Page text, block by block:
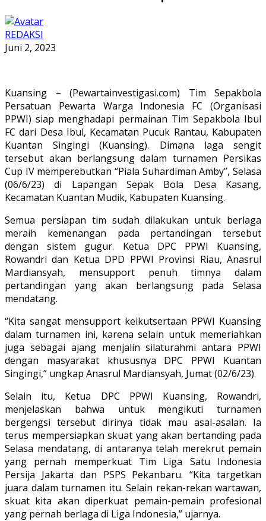
REDAKSI
Juni 2, 2023
Kuansing – (Pewartainvestigasi.com) Tim Sepakbola
Persatuan Pewarta Warga Indonesia FC (Organisasi
PPWI) siap menghadapi permainan Tim Sepakbola Ibul
FC dari Desa Ibul, Kecamatan Pucuk Rantau, Kabupaten
Kuantan Singingi (Kuansing). Dimana laga sengit
tersebut akan berlangsung dalam turnamen Persikas
Cup IV memperebutkan “Piala Suhardiman Amby”, Selasa
(06/6/23) di Lapangan Sepak Bola Desa Kasang,
Kecamatan Kuantan Mudik, Kabupaten Kuansing.
Semua persiapan tim sudah dilakukan untuk berlaga
meraih kemenangan pada pertandingan tersebut
dengan sistem gugur. Ketua DPC PPWI Kuansing,
Rowandri dan Ketua DPD PPWI Provinsi Riau, Anasrul
Mardiansyah, mensupport penuh timnya dalam
pertandingan yang akan berlangsung pada Selasa
mendatang.
“Kita sangat mensupport keikutsertaan PPWI Kuansing
dalam turnamen ini, karena selain untuk memeriahkan
juga sebagai ajang menjalin silaturahmi antara PPWI
dengan masyarakat khususnya DPC PPWI Kuantan
Singingi,” ungkap Anasrul Mardiansyah, Jumat (02/6/23).
Selain itu, Ketua DPC PPWI Kuansing, Rowandri,
menjelaskan bahwa untuk mengikuti turnamen
bergengsi tersebut dirinya tidak mau asal-asalan. Ia
terus mempersiapkan skuat yang akan bertanding pada
Selasa mendatang, di antaranya telah merekrut pemain
yang pernah memperkuat Tim Liga Satu Indonesia
Persija Jakarta dan PSPS Pekanbaru. “Kita targetkan
juara dalam turnamen itu. Selain rekan-rekan wartawan,
skuat kita akan diperkuat pemain-pemain profesional
yang pernah berlaga di Liga Indonesia,” ujarnya.